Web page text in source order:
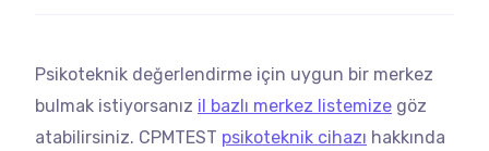
Psikoteknik değerlendirme için uygun bir merkez
bulmak istiyorsanız il bazlı merkez listemize göz
atabilirsiniz. CPMTEST psikoteknik cihazı hakkında